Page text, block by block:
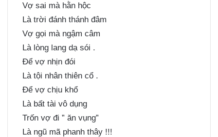
Vợ sai mà hằn hộc
Là trời đánh thánh đâm
Vợ gọi mà ngậm câm
Là lòng lang dạ sói .
Để vợ nhịn đói
Là tội nhân thiên cổ .
Để vợ chịu khổ
Là bất tài vô dụng
Trốn vợ đi ” ăn vụng”
Là ngũ mã phanh thây !!!